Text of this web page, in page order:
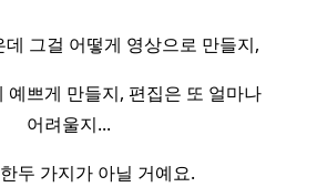
그걸 어떻게 영상으로 만들지,
예쁘게 만들지, 편집은 또 얼마나
어려울지...
두 가지가 아닐 거예요.